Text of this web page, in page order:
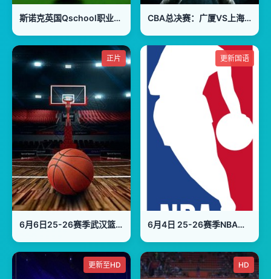
斯诺克英国Qschool职业选拔赛：廖予生VS安德鲁·西金森 CBA总决赛：广厦VS上海20260531
正片
6月6日25-26赛季武汉篮球城市超级联赛 武汉波力斯VS河北联投
更新国语
6月4日 25-26赛季NBA总决赛 尼克斯VS马刺
更新至HD HD